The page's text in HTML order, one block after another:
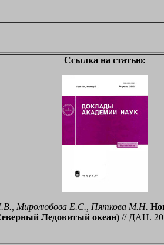
Ссылка на статью:
Миролюбова Е.С., Пяткова М.Н.
Ледовитый океан)// ДАН.